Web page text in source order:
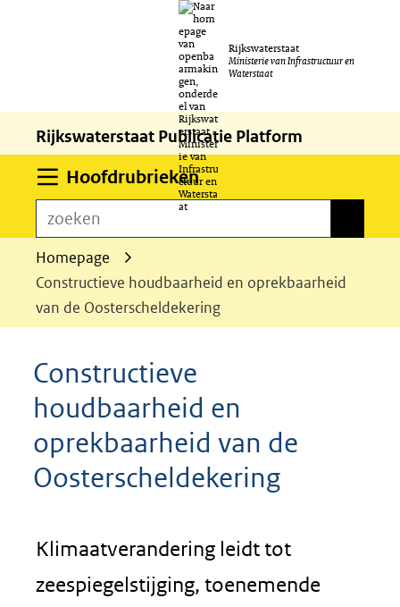
naar
de
inhoud
Rijkswaterstaat
Ministerie van Infrastructuur en
Waterstaat
Rijkswaterstaat Publicatie Platform
HoofdrubriekenUitklappen
zoeken
Homepage
Constructieve houdbaarheid en oprekbaarheid
van de Oosterscheldekering
Constructieve
houdbaarheid en
oprekbaarheid van de
Oosterscheldekering
Klimaatverandering leidt tot
zeespiegelstijging, toenemende